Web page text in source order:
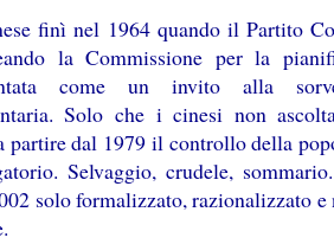
finì nel 1964 quando il Partito
la Commissione per la
come un invito alla
Solo che i cinesi non
partire dal 1979 il controllo della
Selvaggio, crudele,
solo formalizzato, razionalizzato e